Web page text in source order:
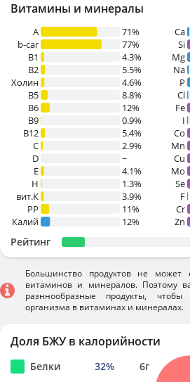
Витамины и минералы
A
71%
b-car
77%
В1
4.3%
B2
5.5%
Холин
4.6%
B5
8.8%
B6
12%
B9
0.9%
B12
5.4%
C
2.9%
D
~
E
4.1%
H
1.3%
вит.К
3.9%
PP
11%
Калий
12%
Ca
Si
Mg
Na
P
Cl
Fe
I
Co
Mn
Cu
Mo
Se
F
Cr
Zn
Рейтинг
Большинство продуктов не может
витаминов и минералов. Поэтому
разннообразные продукты, чтобы
организма в витаминах и минералах.
Доля БЖУ в калорийности
Белки 32% 6г